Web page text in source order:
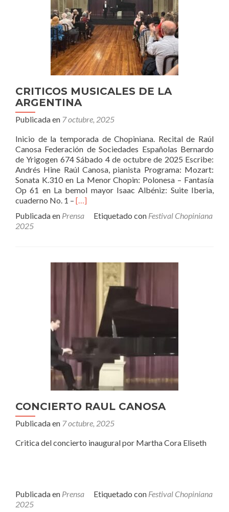
CRITICOS MUSICALES DE LA
ARGENTINA
Publicada en 7 octubre, 2025
Inicio de la temporada de Chopiniana. Recital de Raúl
Canosa Federación de Sociedades Españolas Bernardo
de Yrigogen 674 Sábado 4 de octubre de 2025 Escribe:
Andrés Hine Raúl Canosa, pianista Programa: Mozart:
Sonata K.310 en La Menor Chopin: Polonesa – Fantasía
Op 61 en La bemol mayor Isaac Albéniz: Suite Iberia,
cuaderno No. 1 – Leer
MUSICALES
[…]
Publicada en Prensa Etiquetado con Festival Chopiniana
2025
CONCIERTO RAUL CANOSA
Publicada en 7 octubre, 2025
Critica del concierto inaugural por Martha Cora Eliseth
Publicada en Prensa Etiquetado con Festival Chopiniana
2025